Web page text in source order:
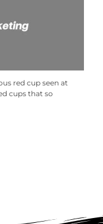
red cup seen at
cups that so